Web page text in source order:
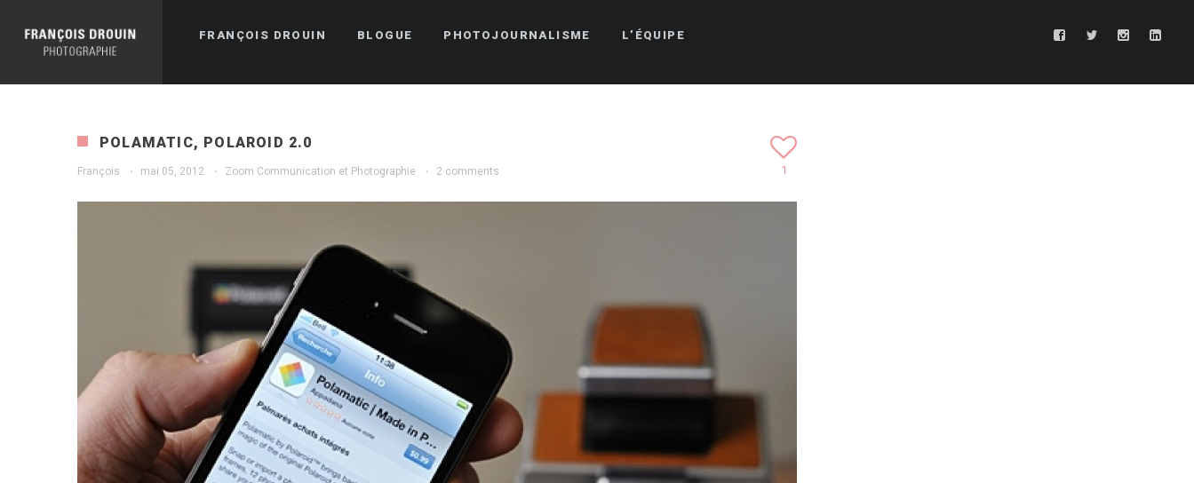
FRANÇOIS DROUIN BLOGUE PHOTOJOURNALISME L’ÉQUIPE
POLAMATIC, POLAROID 2.0
François · mai 05, 2012 · Zoom Communication et Photographie · 2 comments 1